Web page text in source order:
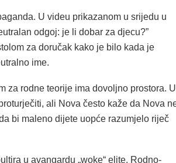
U videu prikazanom u srijedu u
odgoj: je li dobar za djecu?”
za doručak kako je bilo kada je
ime.
za rodne teorije ima dovoljno prostora. U
ali Nova često kaže da Nova
bi maleno dijete uopće razumjelo riječ
u avangardu „woke“ elite. Rodno-